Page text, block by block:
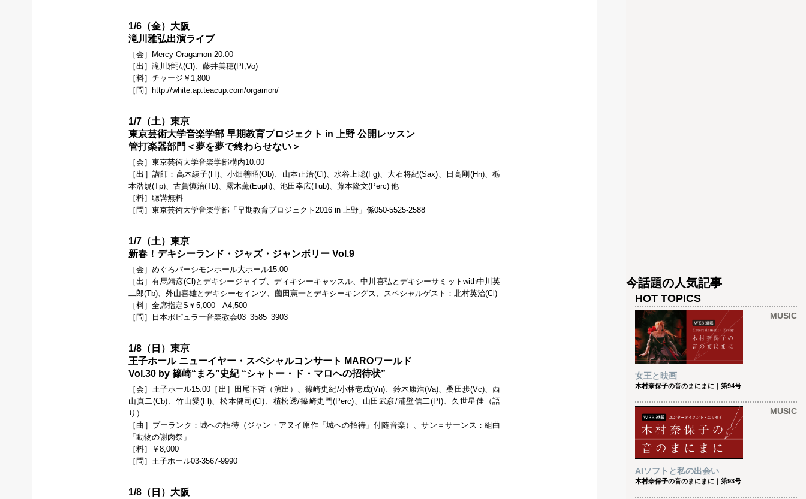
1/6（金）大阪
滝川雅弘出演ライブ
［会］Mercy Oragamon 20:00
［出］滝川雅弘(Cl)、藤井美穂(Pf,Vo)
［料］チャージ￥1,800
［問］http://white.ap.teacup.com/orgamon/
1/7（土）東亰
東京芸術大学音楽学部 早期教育プロジェクト in 上野 公開レッスン
管打楽器部門＜夢を夢で終わらせない＞
［会］東京芸術大学音楽学部構内10:00
［出］講師：高木綾子(Fl)、小畑善昭(Ob)、山本正治(Cl)、水谷上聡(Fg)、大石将紀(Sax)、日高剛(Hn)、栃
本浩規(Tp)、古賀慎治(Tb)、露木薫(Euph)、池田幸広(Tub)、藤本隆文(Perc) 他
［料］聴講無料
［問］東京芸術大学音楽学部「早期教育プロジェクト2016 in 上野」係050-5525-2588
1/7（土）東亰
新春！デキシーランド・ジャズ・ジャンボリー Vol.9
［会］めぐろパーシモンホール大ホール15:00
［出］有馬靖彦(Cl)とデキシージャイブ、ディキシーキャッスル、中川喜弘とデキシーサミットwith中川英
二郎(Tb)、外山喜雄とデキシーセインツ、薗田憲一とデキシーキングス、スペシャルゲスト：北村英治(Cl)
［料］全席指定S￥5,000 A4,500
［問］日本ポピュラー音楽教会03ｰ3585ｰ3903
1/8（日）東亰
王子ホール ニューイヤー・スペシャルコンサート MAROワールド
Vol.30 by 篠崎“まろ”史紀 “シャトー・ド・マロへの招待状”
［会］王子ホール15:00［出］田尾下哲（演出）、篠崎史紀/小林壱成(Vn)、鈴木康浩(Va)、桑田歩(Vc)、西
山真二(Cb)、竹山愛(Fl)、松本健司(Cl)、植松透/篠崎史門(Perc)、山田武彦/浦壁信二(Pf)、久世星佳（語
り）
［曲］プーランク：城への招待（ジャン・アヌイ原作「城への招待」付随音楽）、サン＝サーンス：組曲
「動物の謝肉祭」
［料］￥8,000
［問］王子ホール03-3567-9990
1/8（日）大阪
今話題の人気記事
HOT TOPICS
MUSIC
女王と映画
木村奈保子の音のまにまに｜第94号
MUSIC
AIソフトと私の出会い
木村奈保子の音のまにまに｜第93号